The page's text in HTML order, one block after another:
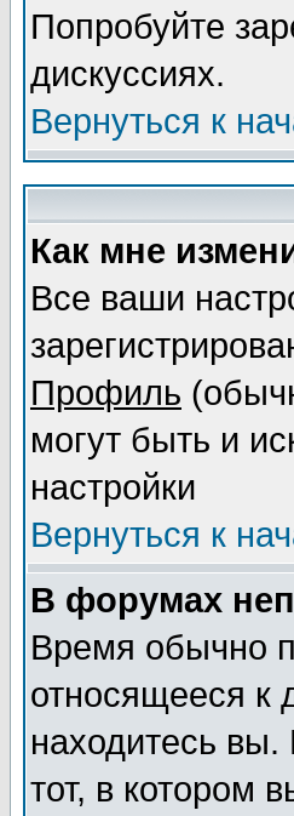
Попробуйте
дискуссиях.
Вернуться к
Как мне
Все ваши
Профиль
могут быть и
настройки
Вернуться к
В форумах
Время обычно
относящееся к
находитесь
тот, в котором